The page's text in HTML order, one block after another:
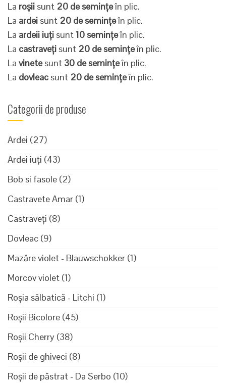
La roșii sunt 20 de semințeîn plic.
La ardei sunt 20 de semințeîn plic.
La ardeii iuți sunt10 semințeîn plic.
La castraveți sunt 20 de semințeîn plic.
La vinetesunt 30 de semințeîn plic.
La dovleac sunt 20 de semințeîn plic.
Categorii de produse
Ardei (27)
Ardei iuți (43)
Bob si fasole (2)
Castravete Amar (1)
Castraveți (8)
Dovleac (9)
Mazăre violet - Blauwschokker (1)
Morcov violet (1)
Roșia sălbatică - Litchi (1)
Roșii Bicolore (45)
Roșii Cherry (38)
Roșii de ghiveci (8)
Roșii de păstrat - Da Serbo (10)